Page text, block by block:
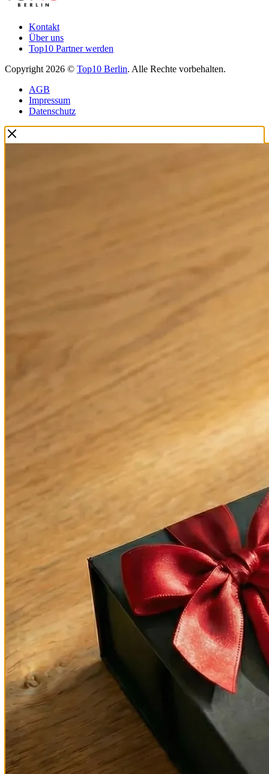
Kontakt
Über uns
Top10 Partner werden
Copyright 2026 © Top10 Berlin. Alle Rechte vorbehalten.
AGB
Impressum
Datenschutz